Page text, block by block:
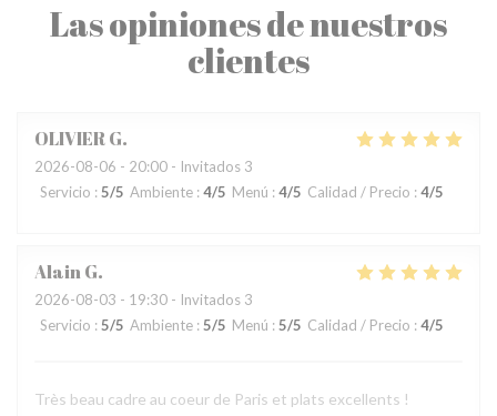
Las opiniones de nuestros
clientes
OLIVIERG
2026-08-06 - 20:00 - Invitados 3
Servicio : 5/5 Ambiente : 4/5 Menú : 4/5 Calidad / Precio : 4/5
AlainG
2026-08-03 - 19:30 - Invitados 3
Servicio : 5/5 Ambiente : 5/5 Menú : 5/5 Calidad / Precio : 4/5
Très beau cadre au coeur de Paris et plats excellents !